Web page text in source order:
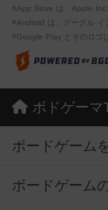
※App Store は、Apple Inc.
※Android は、グーグル イ
※Google Play とそのロゴ
ボドゲーマ
ボードゲーム
ボードゲーム